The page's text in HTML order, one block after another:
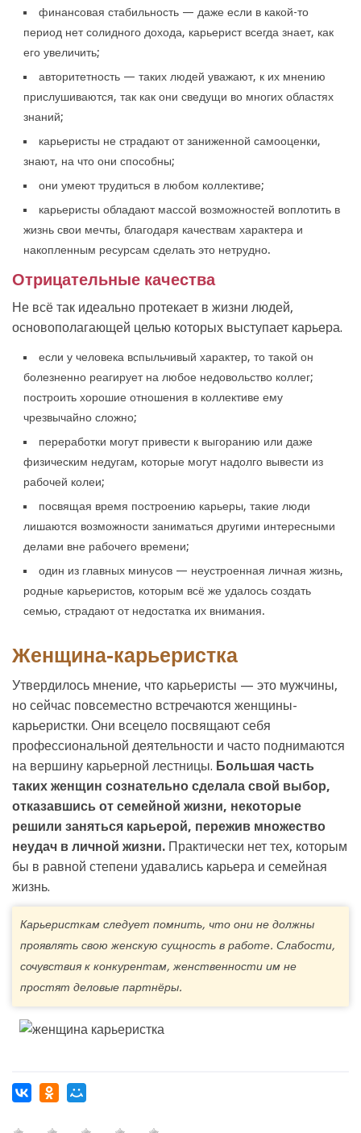
финансовая стабильность — даже если в какой-то
период нет солидного дохода, карьерист всегда знает, как
его увеличить;
авторитетность — таких людей уважают, к их мнению
прислушиваются, так как они сведущи во многих областях
знаний;
карьеристы не страдают от заниженной самооценки,
знают, на что они способны;
они умеют трудиться в любом коллективе;
карьеристы обладают массой возможностей воплотить в
жизнь свои мечты, благодаря качествам характера и
накопленным ресурсам сделать это нетрудно.
Отрицательные качества
Не всё так идеально протекает в жизни людей,
основополагающей целью которых выступает карьера.
если у человека вспыльчивый характер, то такой он
болезненно реагирует на любое недовольство коллег;
построить хорошие отношения в коллективе ему
чрезвычайно сложно;
переработки могут привести к выгоранию или даже
физическим недугам, которые могут надолго вывести из
рабочей колеи;
посвящая время построению карьеры, такие люди
лишаются возможности заниматься другими интересными
делами вне рабочего времени;
один из главных минусов — неустроенная личная жизнь,
родные карьеристов, которым всё же удалось создать
семью, страдают от недостатка их внимания.
Женщина-карьеристка
Утвердилось мнение, что карьеристы — это мужчины,
но сейчас повсеместно встречаются женщины-
карьеристки. Они всецело посвящают себя
профессиональной деятельности и часто поднимаются
на вершину карьерной лестницы. Большая часть
таких женщин сознательно сделала свой выбор,
отказавшись от семейной жизни, некоторые
решили заняться карьерой, пережив множество
неудач в личной жизни. Практически нет тех, которым
бы в равной степени удавались карьера и семейная
жизнь.
Карьеристкам следует помнить, что они не должны
проявлять свою женскую сущность в работе. Слабости,
сочувствия к конкурентам, женственности им не
простят деловые партнёры.